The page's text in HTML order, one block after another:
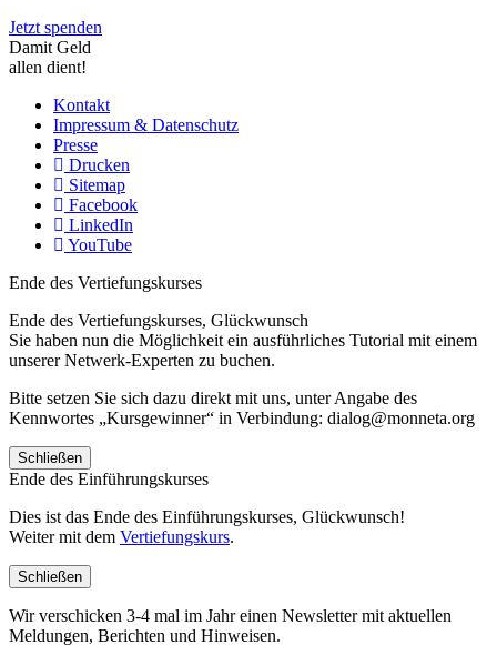
Jetzt spenden
Damit Geld
allen dient!
Kontakt
Impressum & Datenschutz
Presse
Drucken
Sitemap
Facebook
LinkedIn
YouTube
Ende des Vertiefungskurses
Ende des Vertiefungskurses, Glückwunsch
Sie haben nun die Möglichkeit ein ausführliches Tutorial mit einem
unserer Netwerk-Experten zu buchen.
Bitte setzen Sie sich dazu direkt mit uns, unter Angabe des
Kennwortes „Kursgewinner“ in Verbindung: dialog@monneta.org
Schließen
Ende des Einführungskurses
Dies ist das Ende des Einführungskurses, Glückwunsch!
Weiter mit dem Vertiefungskurs.
Schließen
Wir verschicken 3-4 mal im Jahr einen Newsletter mit aktuellen
Meldungen, Berichten und Hinweisen.